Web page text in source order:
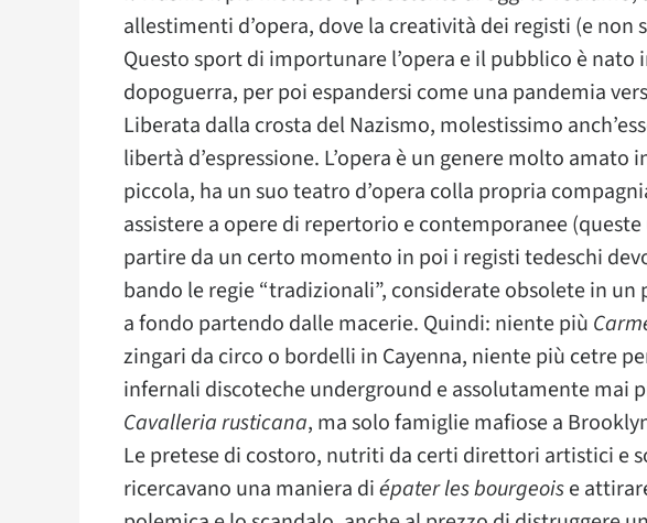
allestimenti d’opera, dove la creatività dei registi (e non
Questo sport di importunare l’opera e il pubblico è nato
dopoguerra, per poi espandersi come una pandemia
Liberata dalla crosta del Nazismo, molestissimo
libertà d’espressione. L’opera è un genere molto amato
piccola, ha un suo teatro d’opera colla propria
assistere a opere di repertorio e contemporanee
partire da un certo momento in poi i registi tedeschi
bando le regie “tradizionali”, considerate obsolete in un
a fondo partendo dalle macerie. Quindi: niente più
zingari da circo o bordelli in Cayenna, niente più cetre
infernali discoteche underground e assolutamente mai
Cavalleria rusticana, ma solo famiglie mafiose a
Le pretese di costoro, nutriti da certi direttori artistici e
ricercavano una maniera diépater les bourgeoise